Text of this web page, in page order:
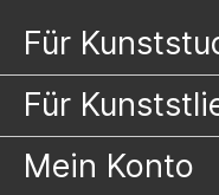
Für
Für
Mein Konto